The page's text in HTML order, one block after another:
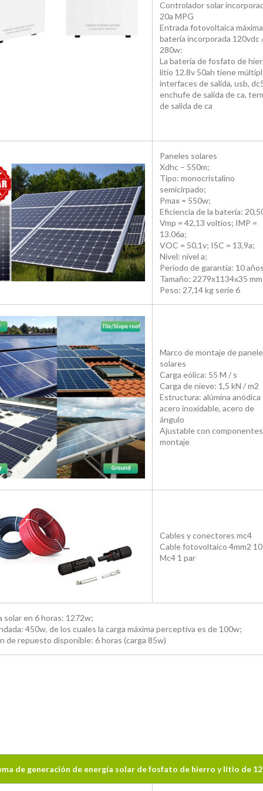
Controlador solar
20a MPG
Entrada fotovoltaica
batería incorporada 120vdc
280w:
La batería de fosfato de
litio 12.8v 50ah tiene
interfaces de salida, usb,
enchufe de salida de ca,
de salida de ca
Paneles solares
Xdhc – 550m;
Tipo: monocristalino
semicirpado;
Pmax = 550w;
Eficiencia de la batería:
Vmp = 42,13 voltios; IMP =
13.06a;
VOC = 50,1v; ISC = 13,9a;
Nivel: nivel a;
Período de garantía: 10
Tamaño: 2279x1134x35
Peso: 27,14 kg serie 6
Marco de montaje de
solares
Carga eólica: 55 M / s
Carga de nieve: 1,5 kN / m2
Estructura: alúmina anódica
acero inoxidable, acero de
ángulo
Ajustable con
montaje
Cables y conectores mc4
Cable fotovoltaico 4mm2
Mc4 1 par
solar en 6 horas: 1272w;
450w, de los cuales la carga máxima perceptiva es de 100w;
de repuesto disponible: 6 horas (carga 85w)
de generación de energía solar de fosfato de hierro y litio de